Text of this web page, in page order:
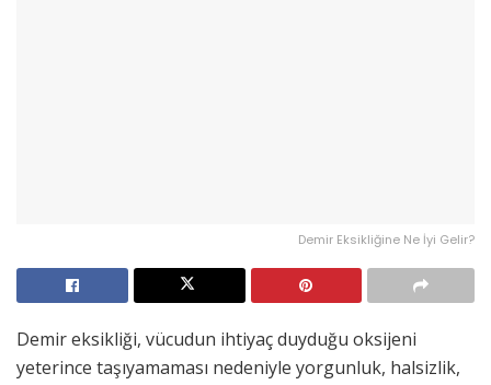
Demir Eksikliğine Ne İyi Gelir?
Demir eksikliği, vücudun ihtiyaç duyduğu oksijeni
yeterince taşıyamaması nedeniyle yorgunluk, halsizlik,